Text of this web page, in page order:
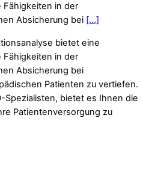
Fähigkeiten in der
Absicherung bei [...]